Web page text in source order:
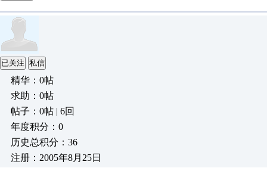
已关注 私信
精华：0帖
求助：0帖
帖子：0帖 | 6回
年度积分：0
历史总积分：36
注册：2005年8月25日